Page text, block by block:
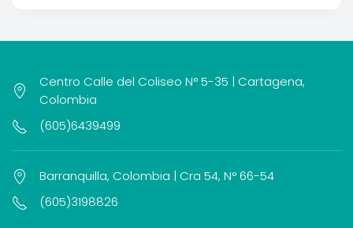
Centro Calle del Coliseo N° 5-35 | Cartagena,
Colombia
(605)6439499
Barranquilla, Colombia | Cra 54, N° 66-54
(605)3198826